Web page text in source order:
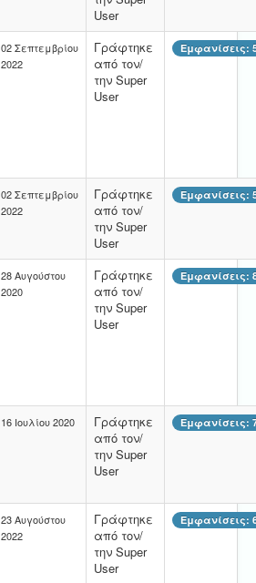
User
02 Σεπτεμβρίου
2022
Γράφτηκε
από τον/
την Super
User
Εμφανίσεις:
02 Σεπτεμβρίου
2022
Γράφτηκε
από τον/
την Super
User
Εμφανίσεις:
28 Αυγούστου
2020
Γράφτηκε
από τον/
την Super
User
Εμφανίσεις:
16 Ιουλίου 2020
Γράφτηκε
από τον/
την Super
User
Εμφανίσεις:
23 Αυγούστου
2022
Γράφτηκε
από τον/
την Super
User
Εμφανίσεις: